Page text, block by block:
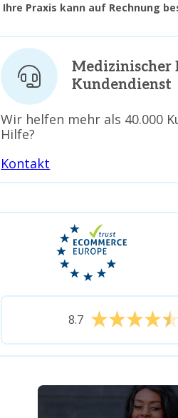
Ihre Praxis kann auf Rechnung
Medizinischer
Kundendienst
Wir helfen mehr als 40.000
Hilfe?
Kontakt
8.7